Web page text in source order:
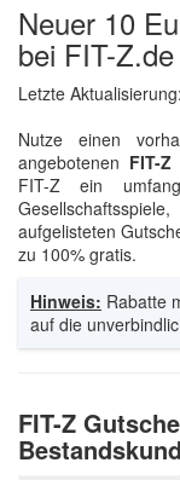
Neuer 10
bei FIT-
Letzte Aktualisierung:
Nutze einen
angebotenen FIT-
FIT-Z ein
aufgelisteten
zu 100% gratis.
Hinweis: Rabatte
auf die
FIT-Z